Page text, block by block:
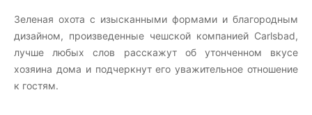
Зеленая охота c изысканными формами и благородным
дизайном, произведенные чешской компанией Carlsbad,
лучше любых слов расскажут об утонченном вкусе
хозяина дома и подчеркнут его уважительное отношение
к гостям.